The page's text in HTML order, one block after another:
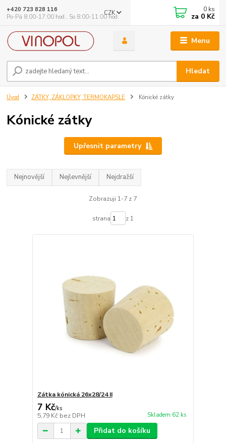
Menu
CZK
Hledat
+420 723 828 116
Po-Pá 8:00-17:00 hod., So 8:00-11:00 hod.
0 ks
za 0 Kč
Úvod ZÁTKY, ZÁKLOPKY, TERMOKAPSLE Kónické zátky
Kónické zátky
Upřesnit parametry
Nejnovější Nejlevnější Nejdražší
Zobrazuji 1-7 z 7
strana z 1
Zátka kónická 26x28/24 II
7 Kč/ks
5,79 Kč bez DPH Skladem 62 ks
Přidat do košíku